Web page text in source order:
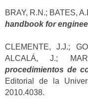
BRAY, R.N.; BATES,
handbook for
CLEMENTE, J.J.;
ALCALÁ, J.;
procedimientos de
Editorial de la
2010.4038.